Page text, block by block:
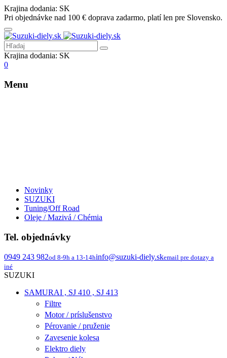
Krajina dodania: SK
Pri objednávke nad 100 € doprava zadarmo, platí len pre Slovensko.
Krajina dodania: SK
0
Menu
Novinky
SUZUKI
Tuning/Off Road
Oleje / Mazivá / Chémia
Tel. objednávky
0949 243 982od 8-9h a 13-14hinfo@suzuki-diely.skemail pre dotazy a
iné
SUZUKI
SAMURAI , SJ 410 , SJ 413
Filtre
Motor / príslušenstvo
Pérovanie / pruženie
Zavesenie kolesa
Elektro diely